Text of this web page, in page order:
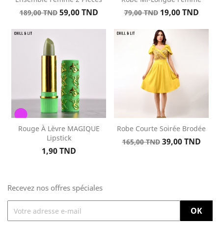
Prix
base
189,00 TND Prix
59,00 TND
Prix
base
79,00 TND Prix
19,00 TND
Rouge À Lèvre MAGIQUE
Lipstick
Prix
1,90 TND
Robe Courte Soirée Brodée
Prix
165,00 TND Prix
39,00 TND
Recevez nos offres spéciales